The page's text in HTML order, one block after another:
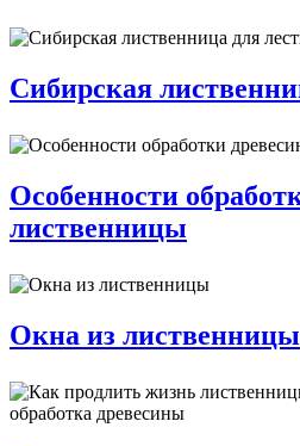
Сибирская
Особенности
лиственницы
Окна из лиственницы